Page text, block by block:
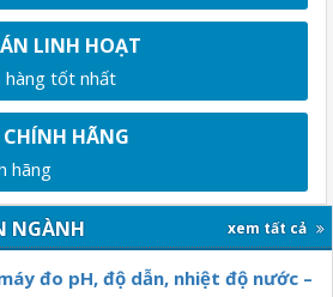
LINH HOẠT
hàng tốt nhất
HÃNG
hãng
NGÀNH xem tất cả
đo pH, độ dẫn, nhiệt độ nước –